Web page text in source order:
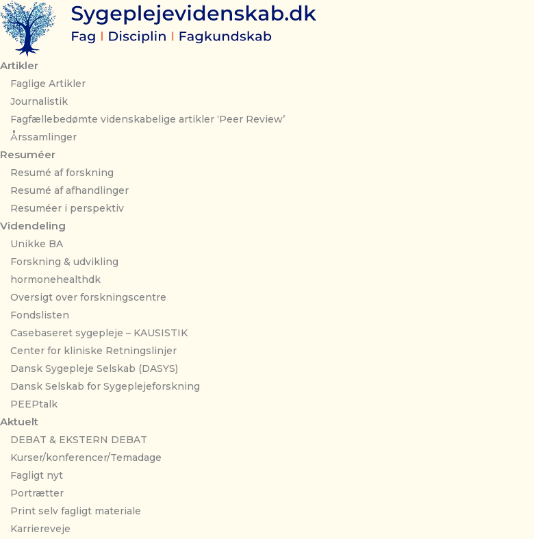
Gå
til
indholdet
Artikler
Faglige Artikler
Journalistik
Fagfællebedømte videnskabelige artikler ‘Peer Review’
Årssamlinger
Resuméer
Resumé af forskning
Resumé af afhandlinger
Resuméer i perspektiv
Videndeling
Unikke BA
Forskning & udvikling
hormonehealthdk
Oversigt over forskningscentre
Fondslisten
Casebaseret sygepleje – KAUSISTIK
Center for kliniske Retningslinjer
Dansk Sygepleje Selskab (DASYS)
Dansk Selskab for Sygeplejeforskning
PEEPtalk
Aktuelt
DEBAT & EKSTERN DEBAT
Kurser/konferencer/Temadage
Fagligt nyt
Portrætter
Print selv fagligt materiale
Karriereveje